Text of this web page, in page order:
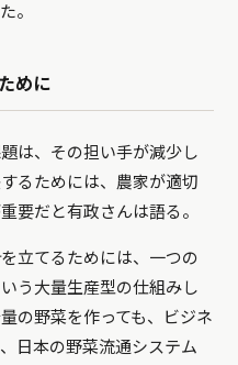
。
めに
は、その担い手が減少し
るためには、農家が適切
要だと有政さんは語る。
立てるためには、一つの
う大量生産型の仕組みし
の野菜を作っても、ビジネ
日本の野菜流通システム